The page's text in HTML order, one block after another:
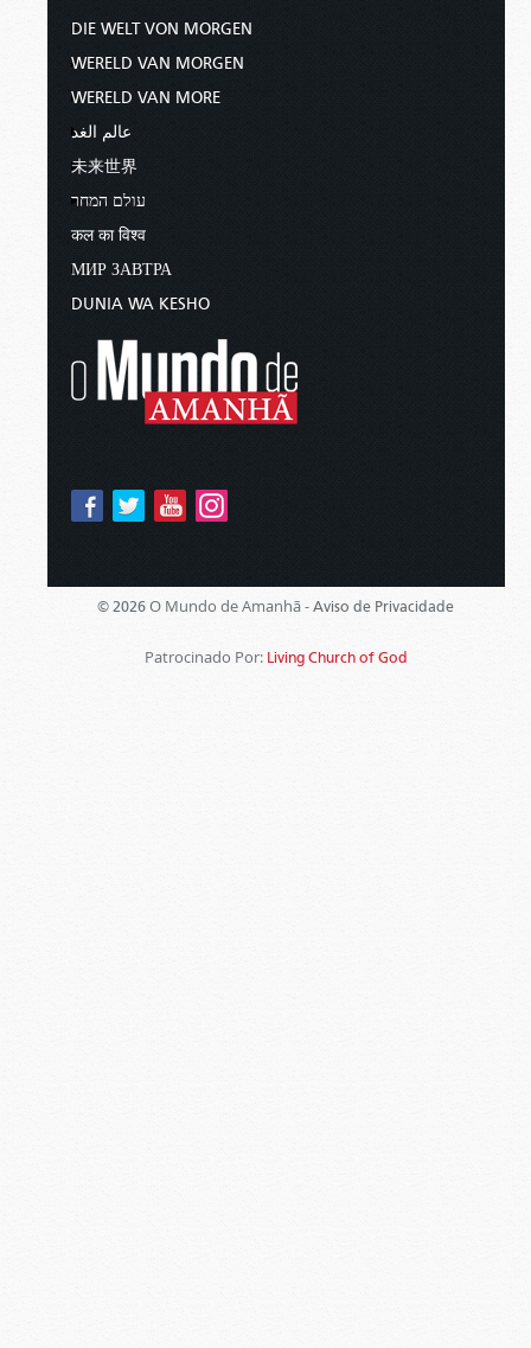
DIE WELT VON MORGEN
WERELD VAN MORGEN
WERELD VAN MORE
عالم الغد
未来世界
עולם המחר
कल का विश्व
МИР ЗАВТРА
DUNIA WA KESHO
© 2026 O Mundo de Amanhã -Aviso de Privacidade
Patrocinado Por: Living Church of God